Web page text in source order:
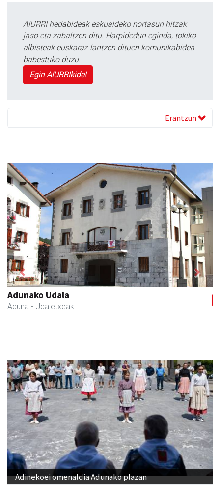
AIURRI hedabideak eskualdeko nortasun hitzak
jaso eta zabaltzen ditu. Harpidedun eginda, tokiko
albisteak euskaraz lantzen dituen komunikabidea
babestuko duzu.
Egin AIURRIkide!
Erantzun
Asun denda
Andoain - Arropa-dendak
Previous Next
Adinekoei omenaldia Adunako plazan